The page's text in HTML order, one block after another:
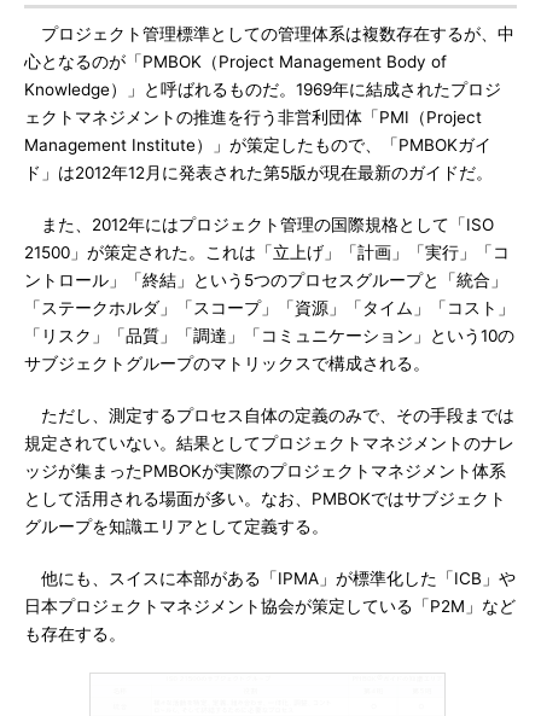
プロジェクト管理標準としての管理体系は複数存在するが、中
心となるのが「PMBOK（Project Management Body of
Knowledge）」と呼ばれるものだ。1969年に結成されたプロジ
ェクトマネジメントの推進を行う非営利団体「PMI（Project
Management Institute）」が策定したもので、「PMBOKガイ
ド」は2012年12月に発表された第5版が現在最新のガイドだ。
また、2012年にはプロジェクト管理の国際規格として「ISO
21500」が策定された。これは「立上げ」「計画」「実行」「コ
ントロール」「終結」という5つのプロセスグループと「統合」
「ステークホルダ」「スコープ」「資源」「タイム」「コスト」
「リスク」「品質」「調達」「コミュニケーション」という10の
サブジェクトグループのマトリックスで構成される。
ただし、測定するプロセス自体の定義のみで、その手段までは
規定されていない。結果としてプロジェクトマネジメントのナレ
ッジが集まったPMBOKが実際のプロジェクトマネジメント体系
として活用される場面が多い。なお、PMBOKではサブジェクト
グループを知識エリアとして定義する。
他にも、スイスに本部がある「IPMA」が標準化した「ICB」や
日本プロジェクトマネジメント協会が策定している「P2M」など
も存在する。